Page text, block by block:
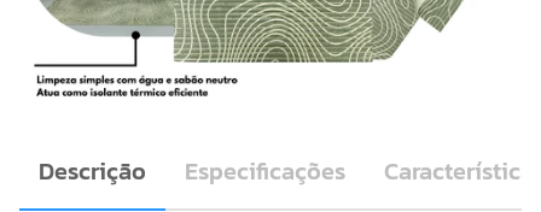
Descrição Especificações